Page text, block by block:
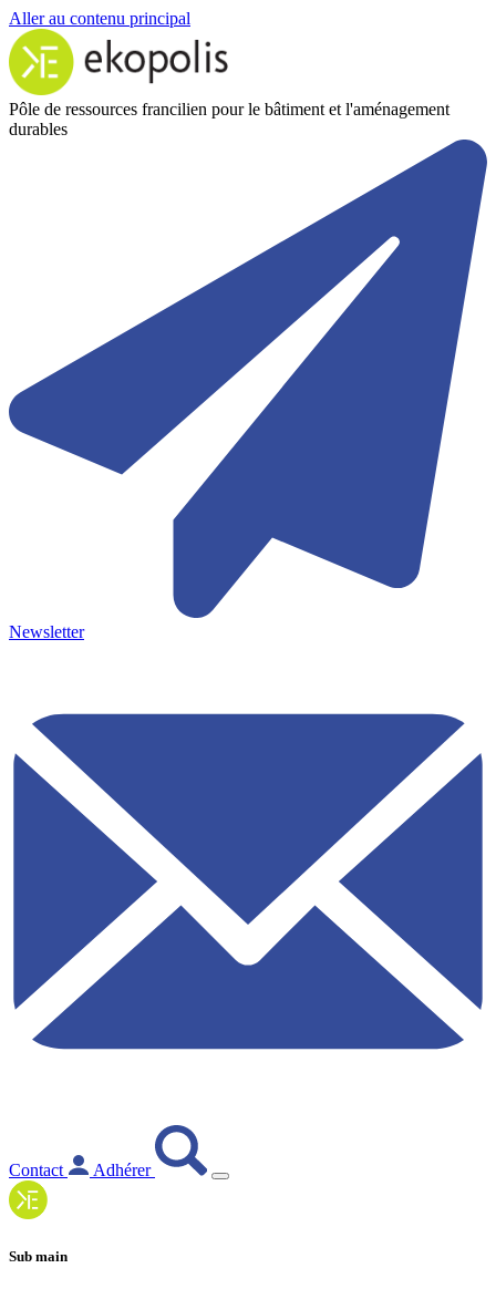
Aller au contenu principal
Pôle de ressources francilien pour le bâtiment et l'aménagement
durables
Newsletter
Contact Adhérer
Sub main